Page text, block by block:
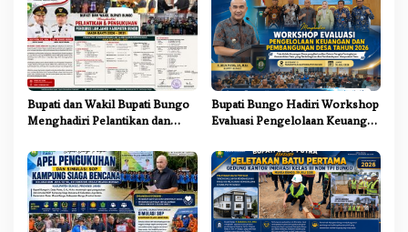
Bupati dan Wakil Bupati Bungo
Menghadiri Pelantikan dan
Jambi Kabupaten Bungo
Bupati Bungo Hadiri Workshop
Evaluasi Pengelolaan Keuangan
2026